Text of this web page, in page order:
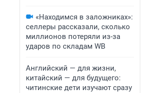
«Находимся в заложниках»:
селлеры рассказали, сколько
миллионов потеряли из-за
ударов по складам WB
Английский — для жизни,
китайский — для будущего:
читинские дети изучают сразу